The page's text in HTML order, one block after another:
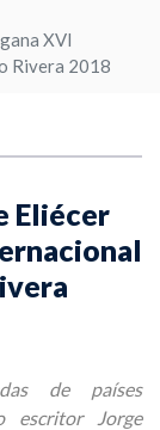
XVI
Rivera 2018
Eliécer
de países
escritor Jorge